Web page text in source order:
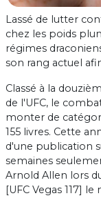
Lassé de lutter
chez les poids
régimes
son rang actuel
Classé à la
de l'UFC, le
monter de
155 livres. Cette
d'une publication
semaines
Arnold Allen lors
[UFC Vegas 117]